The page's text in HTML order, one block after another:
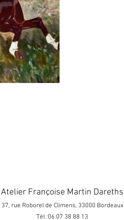
Atelier Françoise Martin Dareths
37, rue Roborel de Climens, 33000 Bordeaux
Tèl :06 07 38 88 13